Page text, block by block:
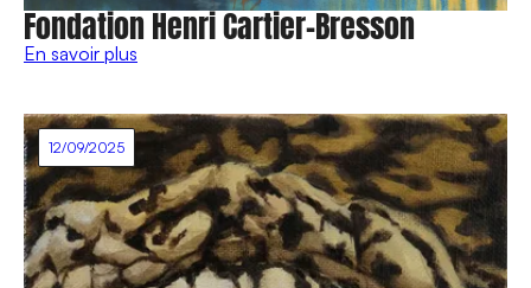
Fondation Henri Cartier-Bresson
En savoir plus
12/09/2025